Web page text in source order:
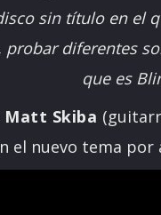
sin título en el
diferentes
que es
Matt Skiba
el nuevo tema por